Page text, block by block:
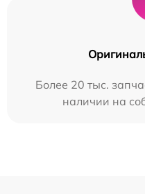
Более 20 тыс.
наличии на